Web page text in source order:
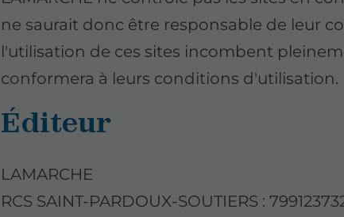
ne saurait donc être responsable de leur
l'utilisation de ces sites incombent
conformera à leurs conditions d'utilisation.
Éditeur
LAMARCHE
RCS SAINT-PARDOUX-SOUTIERS :